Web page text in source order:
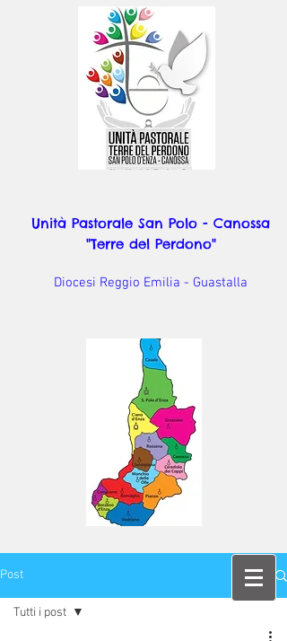
Unità Pastorale San Polo - Canossa
"Terre del Perdono"
Diocesi Reggio Emilia - Guastalla
Post
Tutti i post